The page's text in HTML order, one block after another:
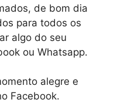
de bom dia
para todos os
algo do seu
ou Whatsapp.
alegre e
Facebook.